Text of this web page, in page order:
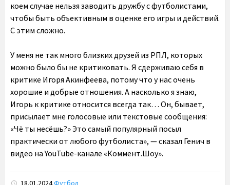
коем случае нельзя заводить дружбу с футболистами,
чтобы быть объективным в оценке его игры и действий.
С этим сложно.
У меня не так много близких друзей из РПЛ, которых
можно было бы не критиковать. Я сдерживаю себя в
критике Игоря Акинфеева, потому что у нас очень
хорошие и добрые отношения. А насколько я знаю,
Игорь к критике относится всегда так… Он, бывает,
присылает мне голосовые или текстовые сообщения:
«Чё ты несёшь?» Это самый популярный посыл
практически от любого футболиста», — сказал Генич в
видео на YouTube-канале «Коммент.Шоу».
18.01.2024Футбол